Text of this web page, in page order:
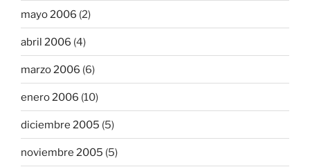
mayo 2006 (2)
abril 2006 (4)
marzo 2006 (6)
enero 2006 (10)
diciembre 2005 (5)
noviembre 2005 (5)